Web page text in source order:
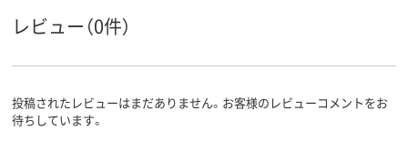
レビュー（0件）
投稿されたレビューはまだありません。お客様のレビューコメントをお
待ちしています。